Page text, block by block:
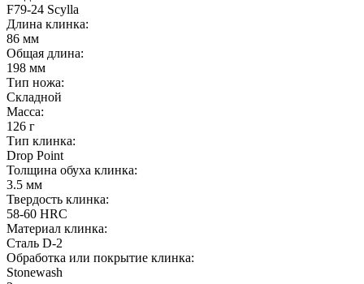
F79-24 Scylla
Длина клинка:
86 мм
Общая длина:
198 мм
Тип ножа:
Складной
Масса:
126 г
Тип клинка:
Drop Point
Толщина обуха клинка:
3.5 мм
Твердость клинка:
58-60 HRC
Материал клинка:
Сталь D-2
Обработка или покрытие клинка:
Stonewash